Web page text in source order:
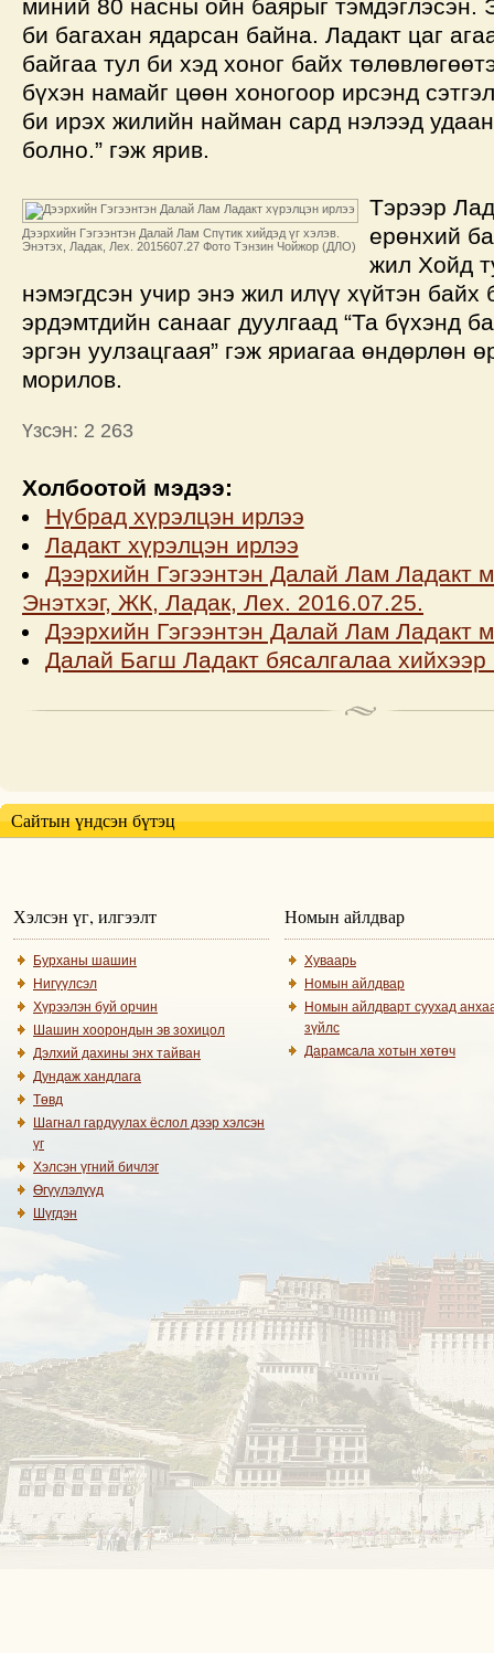
миний 80 насны ойн баярыг тэмдэглэсэн.
би багахан ядарсан байна. Ладакт цаг
байгаа тул би хэд хоног байх
бүхэн намайг цөөн хоногоор ирсэнд
би ирэх жилийн найман сард нэлээд
болно.” гэж ярив.
Дээрхийн Гэгээнтэн Далай Лам Спүтик хийдэд үг хэлэв.
Энэтэх, Ладак, Лех. 2015607.27 Фото Тэнзин Чойжор (ДЛО)
Тэрээр
ерөнхий
жил Хойд
нэмэгдсэн учир энэ жил илүү хүйтэн байх
эрдэмтдийн санааг дуулгаад “Та бүхэнд
эргэн уулзацгаая” гэж яриагаа өндөрлөн
морилов.
Үзсэн: 2 263
Холбоотой мэдээ:
Нүбрад хүрэлцэн ирлээ
Ладакт хүрэлцэн ирлээ
Дээрхийн Гэгээнтэн Далай Лам Ладакт
Энэтхэг, ЖК, Ладак, Лех. 2016.07.25.
Дээрхийн Гэгээнтэн Далай Лам Ладакт
Далай Багш Ладакт бясалгалаа
Сайтын үндсэн бүтэц
Хэлсэн үг, илгээлт
Бурханы шашин
Нигүүлсэл
Хүрээлэн буй орчин
Шашин хоорондын эв зохицол
Дэлхий дахины энх тайван
Дундаж хандлага
Төвд
Шагнал гардуулах ёслол дээр хэлсэн
үг
Хэлсэн үгний бичлэг
Өгүүлэлүүд
Шүгдэн
Номын айлдвар
Хуваарь
Номын айлдвар
Номын айлдварт суухад
зүйлс
Дарамсала хотын хөтөч